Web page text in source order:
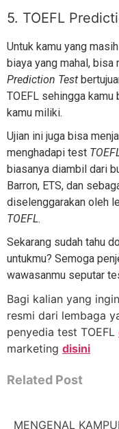
5. TOEFL
Untuk kamu yang
biaya yang mahal,
Prediction Test
TOEFL sehingga
kamu miliki.
Ujian ini juga bisa
menghadapi test
biasanya diambil dari
Barron, ETS, dan
diselenggarakan oleh
TOEFL.
Sekarang sudah tahu
untukmu? Semoga
wawasanmu seputar
Bagi kalian yang
resmi dari lembaga
penyedia test TOEFL
marketing disini
Related Post
MENGENAL